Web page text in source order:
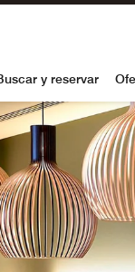
y reservar